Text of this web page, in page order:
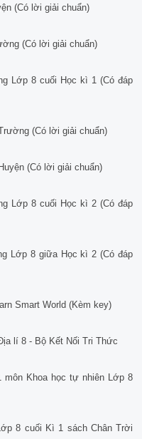
(Có lời giải chuẩn)
(Có lời giải chuẩn)
Lớp 8 cuối Học kì 1 (Có đáp
(Có lời giải chuẩn)
(Có lời giải chuẩn)
Lớp 8 cuối Học kì 2 (Có đáp
Lớp 8 giữa Học kì 2 (Có đáp
Smart World (Kèm key)
lí 8 - Bộ Kết Nối Tri Thức
Khoa học tự nhiên Lớp 8
8 cuối Kì 1 sách Chân Trời